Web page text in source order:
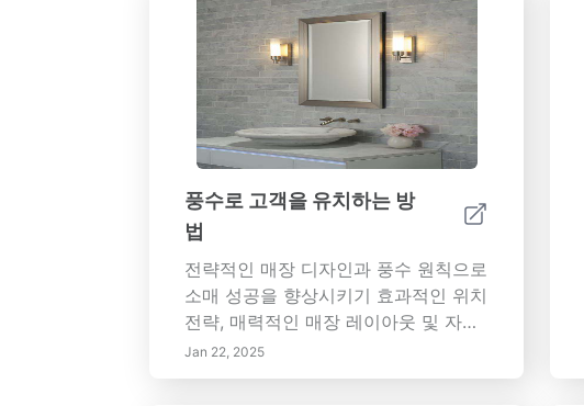
서 작업의 우선 순위를 효과적으로 정
할 수 있는 아이젠하워 매트릭스에 대
해 배우고, 생산성을 향상시키기 위한
시간 블로킹의 이점을 발견하세요. 방
해 요소를 최소화하고, 풍수 원칙을 보
완하는 스마트 홈 경험을 위해 기술을
으로 공간을 검토하고 조정함으로써 귀
하의 라이프스타일에 맞는 평온한 피난
처가 유지되도록 합니다. 웰빙, 연결 및
균형을 촉진하는 거실을 만드는 기술과
팁을 탐구하십시오—당신의 집의 심장
풍수로 고객을 유치하는 방
법
전략적인 매장 디자인과 풍수 원칙으로
소매 성공을 향상시키기 효과적인 위치
전략, 매력적인 매장 레이아웃 및 자연
요소의 힘을 통해 소매 공간을 최적화
하는 방법을 배우십시오. 이 포괄적인
Jan 22, 2025